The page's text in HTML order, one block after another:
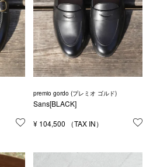
お気に入りに登録する
premio gordo (プレミオ ゴルド)
Sans[BLACK]
¥ 104,500